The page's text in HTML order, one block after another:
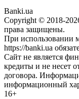
Banki.ua
Copyright © 2018-
права защищены.
При использовании
https://banki.ua
Сайт не является
кредиты и не несет
договора.
информационный
16+